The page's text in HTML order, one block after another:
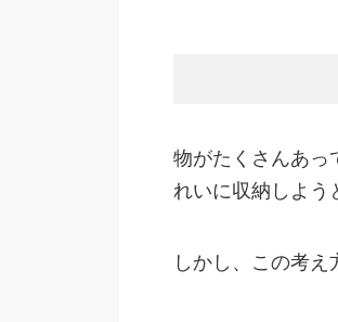
物がたくさんあっ
れいに収納しよう
しかし、この考え